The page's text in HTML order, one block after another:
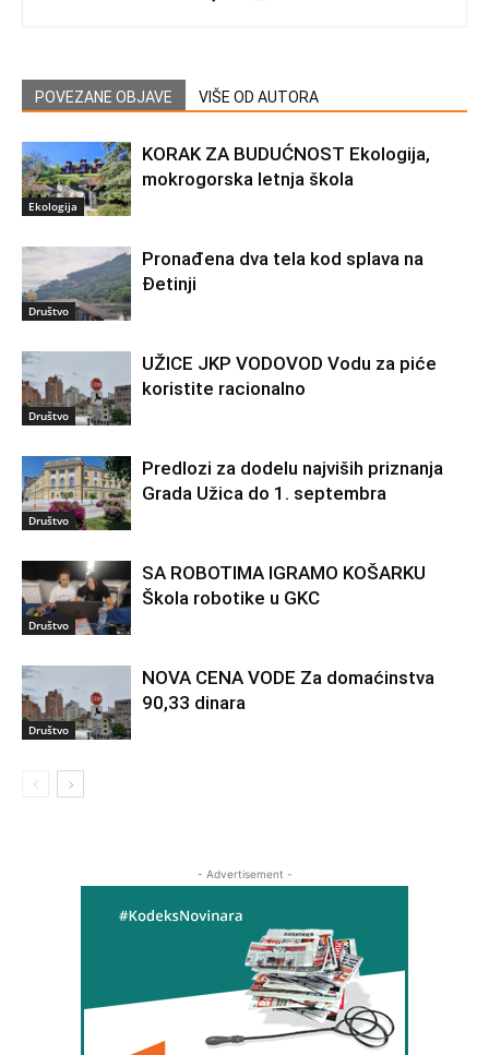
POVEZANE OBJAVE VIŠE OD AUTORA
Ekologija
KORAK ZA BUDUĆNOST Ekologija,
mokrogorska letnja škola
Društvo
Pronađena dva tela kod splava na
Đetinji
Društvo
UŽICE JKP VODOVOD Vodu za piće
koristite racionalno
Društvo
Predlozi za dodelu najviših priznanja
Grada Užica do 1. septembra
Društvo
SA ROBOTIMA IGRAMO KOŠARKU
Škola robotike u GKC
Društvo
NOVA CENA VODE Za domaćinstva
90,33 dinara
- Advertisement -